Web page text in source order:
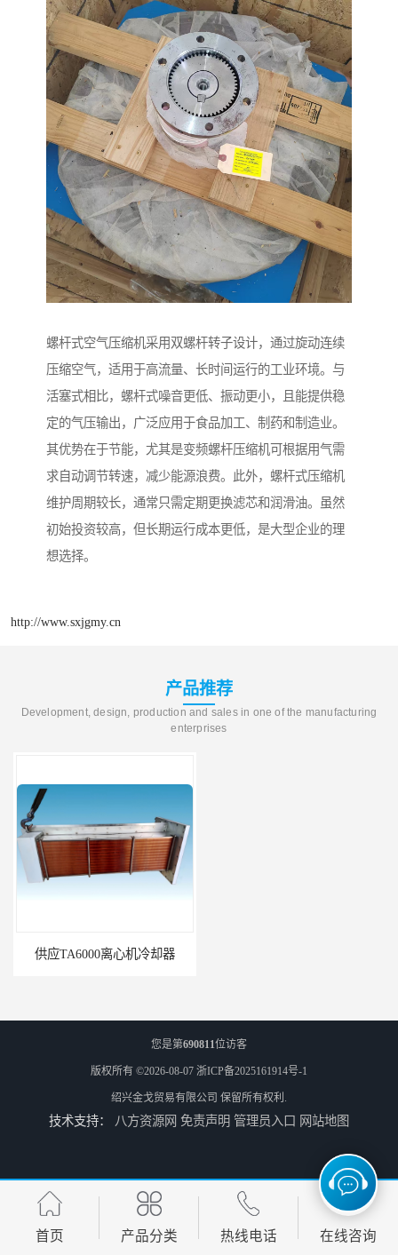
螺杆式空气压缩机采用双螺杆转子设计，通过旋动连续
压缩空气，适用于高流量、长时间运行的工业环境。与
活塞式相比，螺杆式噪音更低、振动更小，且能提供稳
定的气压输出，广泛应用于食品加工、制药和制造业。
其优势在于节能，尤其是变频螺杆压缩机可根据用气需
求自动调节转速，减少能源浪费。此外，螺杆式压缩机
维护周期较长，通常只需定期更换滤芯和润滑油。虽然
初始投资较高，但长期运行成本更低，是大型企业的理
想选择。
http://www.sxjgmy.cn
产品推荐
Development, design, production and sales in one of the manufacturing
enterprises
供应TA6000离心机冷却器
22531636冷却器 寿力LS32空压机油冷却器
您是第690811位访客
版权所有 ©2026-08-07 浙ICP备2025161914号-1
绍兴金戈贸易有限公司 保留所有权利.
技术支持： 八方资源网 免责声明 管理员入口 网站地图
首页 产品分类 热线电话 在线咨询